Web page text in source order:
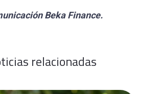
Beka Finance.
relacionadas